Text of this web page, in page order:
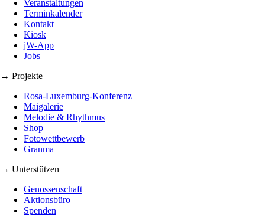
Veranstaltungen
Terminkalender
Kontakt
Kiosk
jW-App
Jobs
→ Projekte
Rosa-Luxemburg-Konferenz
Maigalerie
Melodie & Rhythmus
Shop
Fotowettbewerb
Granma
→ Unterstützen
Genossenschaft
Aktionsbüro
Spenden